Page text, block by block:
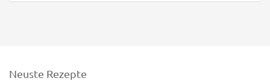
Neuste Rezepte